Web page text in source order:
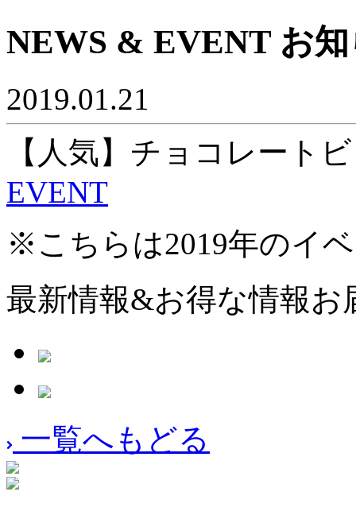
NEWS & EVENT お
2019.01.21
【人気】チョコレート
EVENT
※こちらは2019年のイ
最新情報&お得な情報お
一覧へもどる